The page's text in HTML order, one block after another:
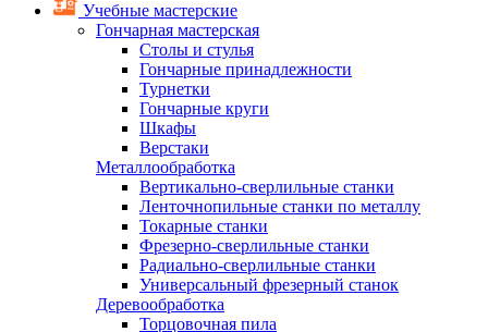
Учебные мастерские
Гончарная мастерская
Столы и стулья
Гончарные принадлежности
Турнетки
Гончарные круги
Шкафы
Верстаки
Металлообработка
Вертикально-сверлильные станки
Ленточнопильные станки по металлу
Токарные станки
Фрезерно-сверлильные станки
Радиально-сверлильные станки
Универсальный фрезерный станок
Деревообработка
Торцовочная пила